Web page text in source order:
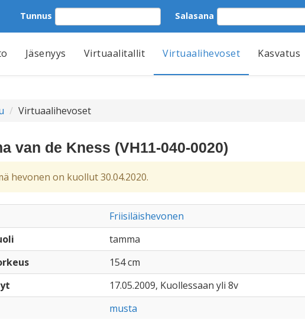
Tunnus Salasana
Jäsenyys Virtuaalitallit Virtuaalihevoset Kasvatus
Virtuaalihevoset
van de Kness (VH11-040-0020)
hevonen on kuollut 30.04.2020.
Friisiläishevonen
tamma
154 cm
17.05.2009, Kuollessaan yli 8v
musta